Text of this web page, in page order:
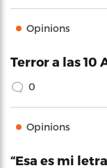
Opinions
Terror a las 10
0
Opinions
“Esa es mi